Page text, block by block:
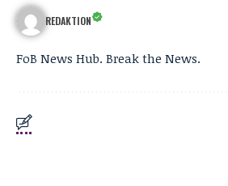
REDAKTION
FoB News Hub. Break the News.